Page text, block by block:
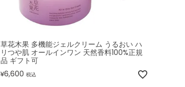
草花木果 多機能ジェルクリーム うるおい ハ
リつや肌 オールインワン 天然香料100%正規
品 ギフト可
¥6,600 税込